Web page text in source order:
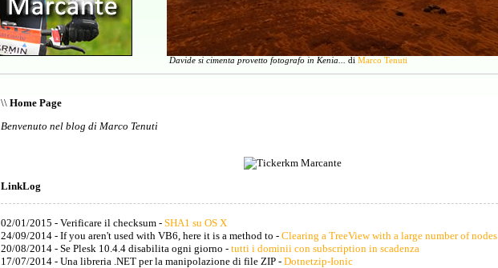
Davide si cimenta provetto fotografo in Kenia... di Marco Tenuti
\\ Home Page
Benvenuto nel blog di Marco Tenuti
LinkLog
02/01/2015 - Verificare il checksum - SHA1 su OS X
24/09/2014 - If you aren't used with VB6, here it is a method to - Clearing a TreeView with a large number of nodes
20/08/2014 - Se Plesk 10.4.4 disabilita ogni giorno - tutti i dominii con subscription in scadenza
17/07/2014 - Una libreria .NET per la manipolazione di file ZIP - Dotnetzip-Ionic